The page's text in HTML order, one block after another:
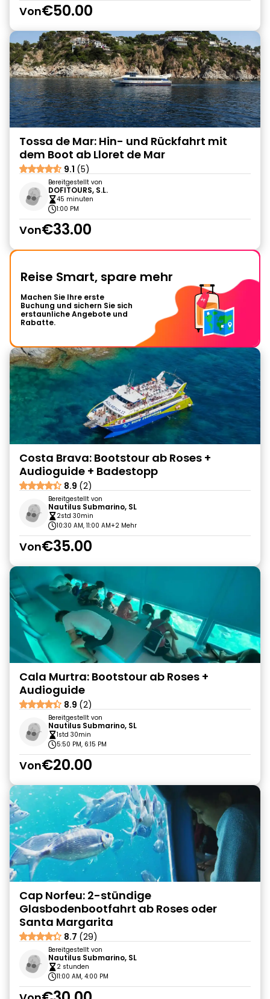
Von€50.00
Tossa de Mar: Hin- und Rückfahrt mit
dem Boot ab Lloret de Mar
9.1 (5)
Bereitgestellt von
DOFITOURS, S.L.
45 minuten
1:00 PM
Von€33.00
Reise Smart, spare mehr
Machen Sie Ihre erste
Buchung und sichern Sie sich
erstaunliche Angebote und
Rabatte.
Costa Brava: Bootstour ab Roses +
Audioguide + Badestopp
8.9 (2)
Bereitgestellt von
Nautilus Submarino, SL
2std 30min
10:30 AM, 11:00 AM+2 Mehr
Von€35.00
Cala Murtra: Bootstour ab Roses +
Audioguide
8.9 (2)
Bereitgestellt von
Nautilus Submarino, SL
1std 30min
5:50 PM, 6:15 PM
Von€20.00
Cap Norfeu: 2-stündige
Glasbodenbootfahrt ab Roses oder
Santa Margarita
8.7 (29)
Bereitgestellt von
Nautilus Submarino, SL
2 stunden
11:00 AM, 4:00 PM